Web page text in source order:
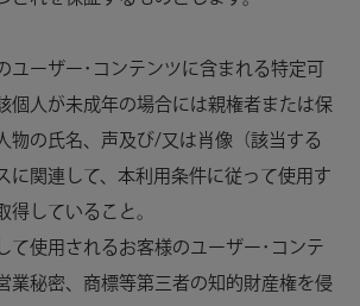
ユーザー･コンテンツに含まれる特定可
個人が未成年の場合には親権者または保
物の氏名、声及び/又は肖像（該当する
に関連して、本利用条件に従って使用す
していること。
て使用されるお客様のユーザー･コンテ
業秘密、商標等第三者の知的財産権を侵